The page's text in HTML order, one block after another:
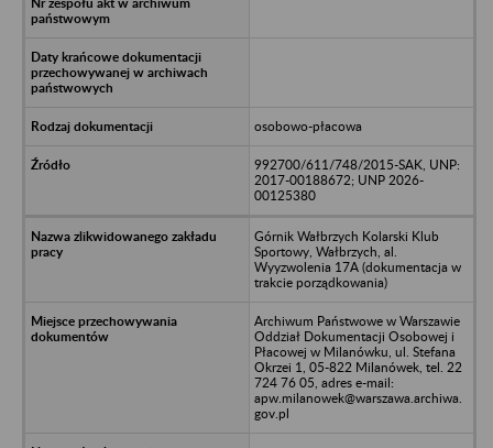
osobowo-płacowa
992700/611/748/2015-SAK, UNP:
2017-00188672; UNP 2026-
00125380
Górnik Wałbrzych Kolarski Klub
Sportowy, Wałbrzych, al.
Wyyzwolenia 17A (dokumentacja w
trakcie porządkowania)
Archiwum Państwowe w Warszawie
Oddział Dokumentacji Osobowej i
Płacowej w Milanówku, ul. Stefana
Okrzei 1, 05-822 Milanówek, tel. 22
724 76 05, adres e-mail:
apw.milanowek@warszawa.archiwa.
gov.pl